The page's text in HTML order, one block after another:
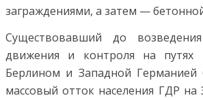
заграждениями, а затем —
Существовавший до
движения и контроля на путях
Берлином и Западной Германией
массовый отток населения ГДР на